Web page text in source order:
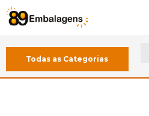
Todas as Categorias